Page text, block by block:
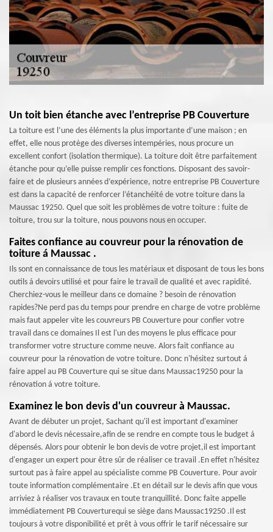
Un toit bien étanche avec l’entreprise PB Couverture
La toiture est l’une des éléments la plus importante d’une maison ; en
effet, elle nous protège des diverses intempéries, nous procure un
excellent confort (isolation thermique). La toiture doit être parfaitement
étanche pour qu’elle puisse remplir ces fonctions. Disposant des savoir-
faire et de plusieurs années d’expérience, notre entreprise PB Couverture
est dans la capacité de renforcer l’étanchéité de votre toiture dans la
Maussac 19250. Quel que soit les problèmes de votre toiture : fuite de
toiture, trou sur la toiture, nous pouvons nous en occuper.
Faites confiance au couvreur pour la rénovation de
toiture á Maussac .
Ils sont en connaissance de tous les matériaux et disposant de tous les bons
outils á devoirs utilisé et pour faire le travail de qualité et avec rapidité.
Cherchiez-vous le meilleur dans ce domaine ? besoin de rénovation
rapides?Ne perd pas du temps pour prendre en charge de votre problème
mais faut appeler vite les couvreurs PB Couverture pour confier votre
travail dans ce domaines Il est l'un des moyens le plus efficace pour
transformer votre structure comme neuve. Alors fait confiance au
couvreur pour la rénovation de votre toiture. Donc n'hésitez surtout á
faire appel au PB Couverture qui se situe dans Maussac19250 pour la
rénovation á votre toiture.
Examinez le bon devis d'un couvreur à Maussac.
Avant de débuter un projet, Sachant qu'il est important d'examiner
d'abord le devis nécessaire,afin de se rendre en compte tous le budget á
dépensés. Alors pour obtenir le bon devis de votre projet,il est important
d'engager un expert pour être sûr de réaliser ce travail .En effet n'hésitez
surtout pas à faire appel au spécialiste comme PB Couverture. Pour avoir
toute information complémentaire .Et en détail sur le devis afin que vous
arriviez à réaliser vos travaux en toute tranquillité. Donc faite appelle
immédiatement PB Couverturequi se siège dans Maussac19250 .Il est
toujours à votre disponibilité et prêt à vous offrir le tarif nécessaire sur